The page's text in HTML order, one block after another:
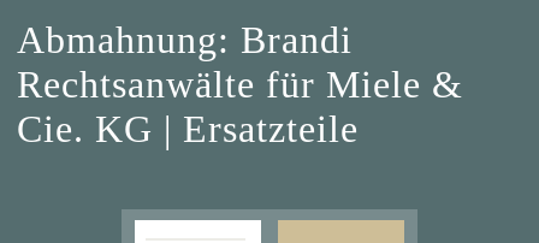
Abmahnung: Brandi
Rechtsanwälte für Miele &
Cie. KG | Ersatzteile